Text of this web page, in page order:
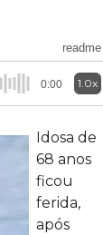
readme
0:00 1.0x
Idosa de
68 anos
ficou
ferida,
após